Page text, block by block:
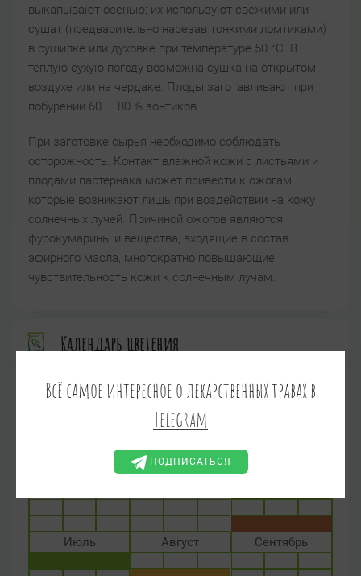
выкапывают осенью; их используют свежими или
сушат (предварительно нарезав тонкими ломтиками)
в сушилке или духовке при температуре 50 °C. В
теплую сухую погоду возможна сушка на открытом
воздухе или на чердаке. Плоды заготавливают при
побурении 60 — 80 % зонтиков.
При заготовке сырья необходимо соблюдать
осторожность. Контакт влажной кожи с листьями и
плодами пастернака может привести к ожогам,
которые возникают лишь при воздействии на кожу
солнечных лучей. Причиной ожогов являются
фурокумарины и вещества, входящие в состав
эфирного масла, многократно повышающие
чувствительность кожи к солнечным лучам.
Календарь цветения
Январь Март
Май
Июль Август Сентябрь
Всё самое интересное о лекарственных травах в
Telegram
ПОДПИСАТЬСЯ